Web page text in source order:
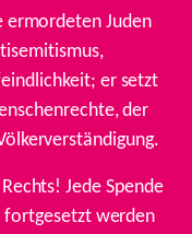
ermordeten Juden
er setzt
der
Jede Spende
fortgesetzt werden